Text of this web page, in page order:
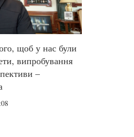
щоб у нас були
випробування
–